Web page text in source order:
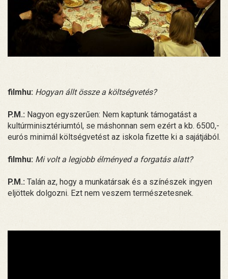
filmhu: Hogyan állt össze a költségvetés?
P.M.: Nagyon egyszerűen: Nem kaptunk támogatást a
kultúrminisztériumtól, se máshonnan sem ezért a kb. 6500,-
eurós minimál költségvetést az iskola fizette ki a sajátjából.
filmhu: Mi volt a legjobb élményed a forgatás alatt?
P.M.: Talán az, hogy a munkatársak és a színészek ingyen
eljöttek dolgozni. Ezt nem veszem természetesnek.